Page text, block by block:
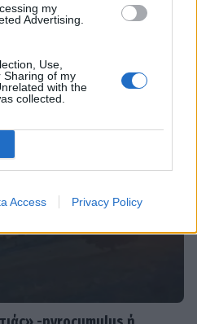
my
Advertising.
Use,
Sharing of my
with the
collected.
Access Privacy Policy
αδέλφια του
να
χαμόγελο
πρώτα
μην είναι